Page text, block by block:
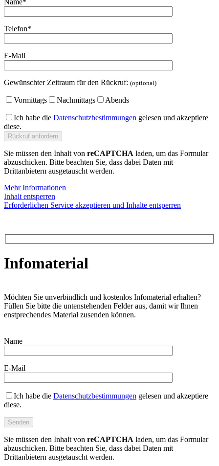
Name*
Telefon*
E-Mail
Gewünschter Zeitraum für den Rückruf: (optional)
Vormittags Nachmittags Abends
Ich habe die Datenschutzbestimmungen gelesen und akzeptiere
diese.
Sie müssen den Inhalt von reCAPTCHA laden, um das Formular
abzuschicken. Bitte beachten Sie, dass dabei Daten mit
Drittanbietern ausgetauscht werden.
Mehr Informationen
Inhalt entsperren
Erforderlichen Service akzeptieren und Inhalte entsperren
Infomaterial
Möchten Sie unverbindlich und kostenlos Infomaterial erhalten?
Füllen Sie bitte die untenstehenden Felder aus, damit wir Ihnen
enstprechendes Material zusenden können.
Name
E-Mail
Ich habe die Datenschutzbestimmungen gelesen und akzeptiere
diese.
Sie müssen den Inhalt von reCAPTCHA laden, um das Formular
abzuschicken. Bitte beachten Sie, dass dabei Daten mit
Drittanbietern ausgetauscht werden.